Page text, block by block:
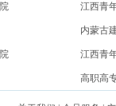
江西青
内蒙古
江西青
高职高